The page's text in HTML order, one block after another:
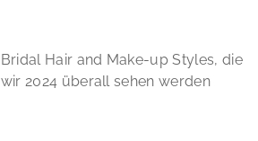
Bridal Hair and Make-up Styles, die
wir 2024 überall sehen werden